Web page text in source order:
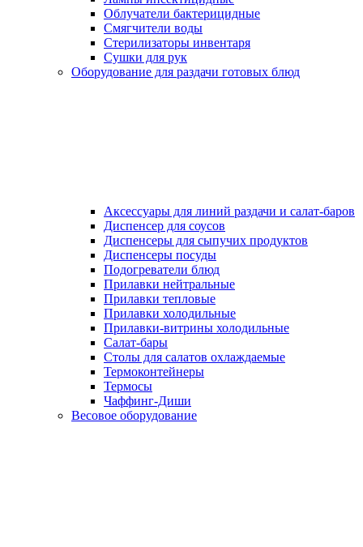
Облучатели бактерицидные
Смягчители воды
Стерилизаторы инвентаря
Сушки для рук
Оборудование для раздачи готовых блюд
Аксессуары для линий раздачи и салат-баров
Диспенсер для соусов
Диспенсеры для сыпучих продуктов
Диспенсеры посуды
Подогреватели блюд
Прилавки нейтральные
Прилавки тепловые
Прилавки холодильные
Прилавки-витрины холодильные
Салат-бары
Столы для салатов охлаждаемые
Термоконтейнеры
Термосы
Чаффинг-Диши
Весовое оборудование